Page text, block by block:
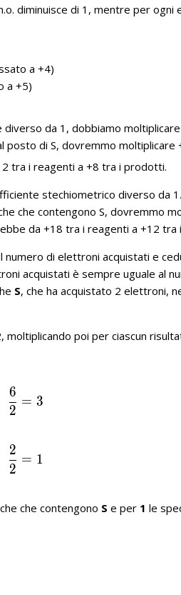
diminuisce di 1, mentre per ogni
a +4)
a +5)
diverso da 1, dobbiamo
posto di S, dovremmo moltiplicare
tra i reagenti a +8 tra i prodotti.
stechiometrico diverso da
che contengono S, dovremmo
da +18 tra i reagenti a +12
di elettroni acquistati e
acquistati è sempre uguale al
S, che ha acquistato 2 elettroni,
poi per ciascun
\frac{6}{2}=3
2
6
= 3
\frac{2}{2}=1
2
2
= 1
che contengono S e per 1 le